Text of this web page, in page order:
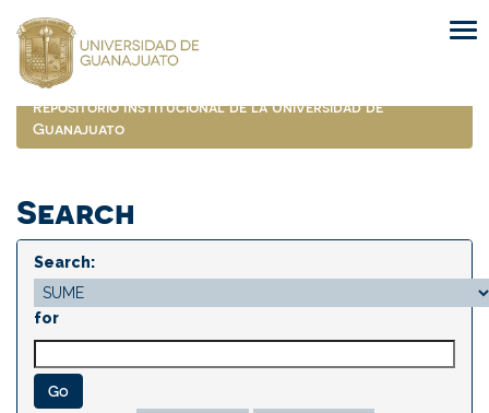
navigation
Repositorio Institucional de la Universidad de
Guanajuato
Search
Search:
for